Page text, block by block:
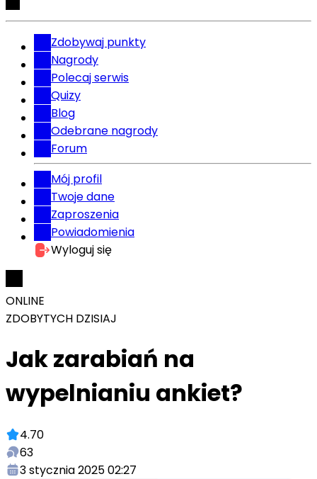
Zdobywaj punkty
Nagrody
Polecaj serwis
Quizy
Blog
Odebrane nagrody
Forum
Mój profil
Twoje dane
Zaproszenia
Powiadomienia
Wyloguj się
ONLINE
ZDOBYTYCH DZISIAJ
Jak zarabiań na
wypelnianiu ankiet?
4.70
63
3 stycznia 2025 02:27